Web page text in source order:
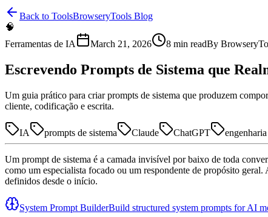
Back to ToolsBrowseryTools Blog
🧠
Ferramentas de IA
March 21, 2026 8 min readBy
Escrevendo Prompts de Sistema que
Um guia prático para criar prompts de sistema que produzem
cliente, codificação e escrita.
IA prompts de sistema Claude ChatGPT
Um prompt de sistema é a camada invisível por baixo de toda
como um especialista focado ou um respondente de propósito
definidos desde o início.
System Prompt BuilderBuild structured system prompts for AI